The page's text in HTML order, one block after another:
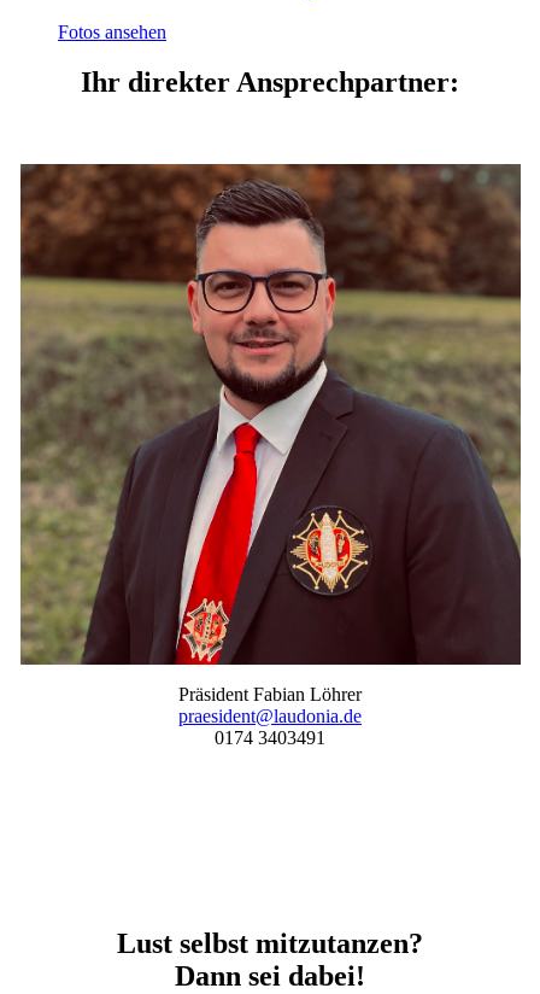
Fotos ansehen
Ihr direkter Ansprechpartner:
Präsident Fabian Löhrer
praesident@laudonia.de
0174 3403491
Lust selbst mitzutanzen?
Dann sei dabei!